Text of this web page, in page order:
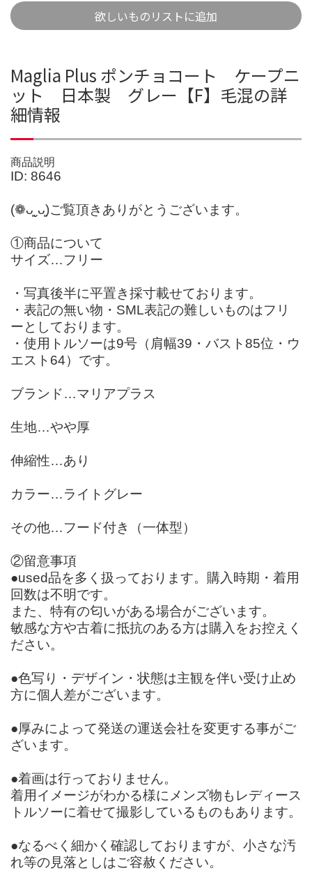
欲しいものリストに追加
Maglia Plus ポンチョコート ケープニ
ット 日本製 グレー【F】毛混の詳
細情報
商品説明
ID: 8646
(❁ᴗ͈ˬᴗ͈)ご覧頂きありがとうございます。
①商品について
サイズ…フリー
・写真後半に平置き採寸載せております。
・表記の無い物・SML表記の難しいものはフリ
ーとしております。
・使用トルソーは9号（肩幅39・バスト85位・ウ
エスト64）です。
ブランド…マリアプラス
生地…やや厚
伸縮性…あり
カラー…ライトグレー
その他…フード付き（一体型）
②留意事項
●used品を多く扱っております。購入時期・着用
回数は不明です。
また、特有の匂いがある場合がございます。
敏感な方や古着に抵抗のある方は購入をお控えく
ださい。
●色写り・デザイン・状態は主観を伴い受け止め
方に個人差がございます。
●厚みによって発送の運送会社を変更する事がご
ざいます。
●着画は行っておりません。
着用イメージがわかる様にメンズ物もレディース
トルソーに着せて撮影しているものもあります。
●なるべく細かく確認しておりますが、小さな汚
れ等の見落としはご容赦ください。